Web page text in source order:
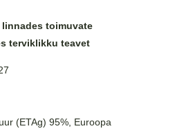
toimuvate
terviklikku teavet
(ETAg) 95%, Euroopa